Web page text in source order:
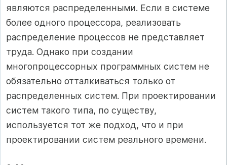
являются распределенными. Если в системе
более одного процессора, реализовать
распределение процессов не представляет
труда. Однако при создании
многопроцессорных программных систем не
обязательно отталкиваться только от
распределенных систем. При проектировании
систем такого типа, по существу,
используется тот же подход, что и при
проектировании систем реального времени.